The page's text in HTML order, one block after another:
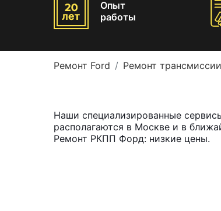
Опыт
работы
Ремонт Ford Ремонт
Наши специализированные
располагаются в Москве и в
Ремонт РКПП Форд: низкие цены.